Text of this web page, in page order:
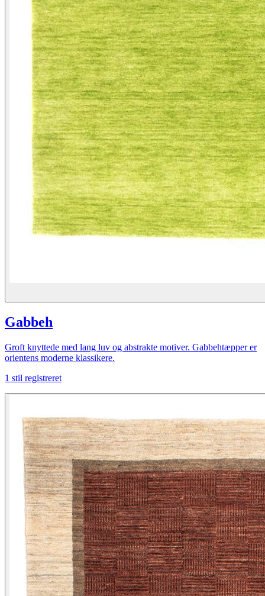
Gabbeh
Groft knyttede med lang luv og abstrakte motiver. Gabbehtæpper er
orientens moderne klassikere.
1 stil registreret